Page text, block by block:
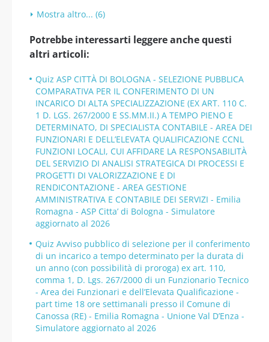
Mostra altro... (6)
Potrebbe interessarti leggere anche questi
altri articoli:
Quiz ASP CITTÀ DI BOLOGNA - SELEZIONE PUBBLICA
COMPARATIVA PER IL CONFERIMENTO DI UN
INCARICO DI ALTA SPECIALIZZAZIONE (EX ART. 110 C.
1 D. LGS. 267/2000 E SS.MM.II.) A TEMPO PIENO E
DETERMINATO, DI SPECIALISTA CONTABILE - AREA DEI
FUNZIONARI E DELL’ELEVATA QUALIFICAZIONE CCNL
FUNZIONI LOCALI, CUI AFFIDARE LA RESPONSABILITÀ
DEL SERVIZIO DI ANALISI STRATEGICA DI PROCESSI E
PROGETTI DI VALORIZZAZIONE E DI
RENDICONTAZIONE - AREA GESTIONE
AMMINISTRATIVA E CONTABILE DEI SERVIZI - Emilia
Romagna - ASP Citta’ di Bologna - Simulatore
aggiornato al 2026
Quiz Avviso pubblico di selezione per il conferimento
di un incarico a tempo determinato per la durata di
un anno (con possibilità di proroga) ex art. 110,
comma 1, D. Lgs. 267/2000 di un Funzionario Tecnico
- Area dei Funzionari e dell’Elevata Qualificazione -
part time 18 ore settimanali presso il Comune di
Canossa (RE) - Emilia Romagna - Unione Val D’Enza -
Simulatore aggiornato al 2026